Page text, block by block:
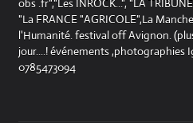
obs .fr","Les INROCK...", "LA
"La FRANCE "AGRICOLE",La
l'Humanité. festival off Avignon.
jour....! événements ,photographies
0785473094